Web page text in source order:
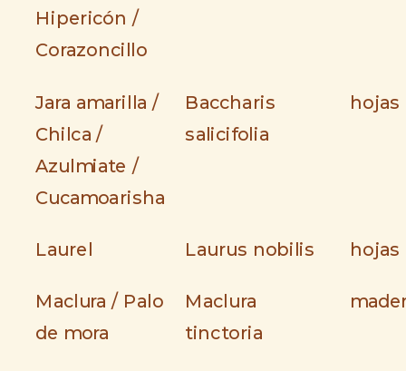
Hipericón /
Corazoncillo
Jara amarilla /
Chilca /
Azulmiate /
Cucamoarisha
Baccharis
salicifolia
hojas
Laurel Laurus nobilis hojas
Maclura / Palo
de mora
Maclura
tinctoria